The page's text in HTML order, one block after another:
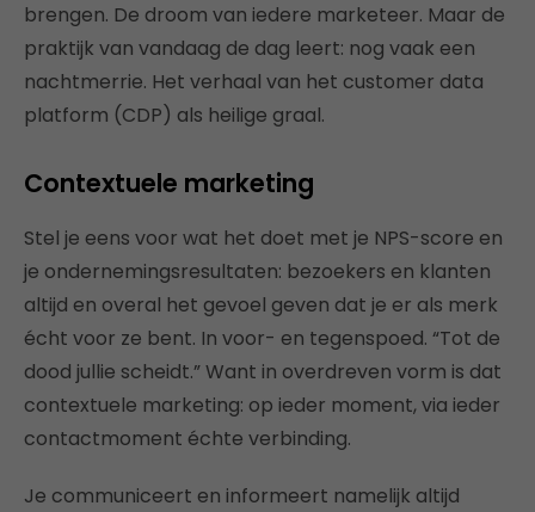
brengen. De droom van iedere marketeer. Maar de
praktijk van vandaag de dag leert: nog vaak een
nachtmerrie. Het verhaal van het customer data
platform (CDP) als heilige graal.
Contextuele marketing
Stel je eens voor wat het doet met je NPS-score en
je ondernemingsresultaten: bezoekers en klanten
altijd en overal het gevoel geven dat je er als merk
écht voor ze bent. In voor- en tegenspoed. “Tot de
dood jullie scheidt.” Want in overdreven vorm is dat
contextuele marketing: op ieder moment, via ieder
contactmoment échte verbinding.
Je communiceert en informeert namelijk altijd